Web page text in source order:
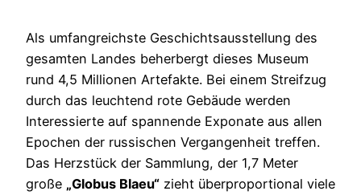
Als umfangreichste Geschichtsausstellung des
gesamten Landes beherbergt dieses Museum
rund 4,5 Millionen Artefakte. Bei einem Streifzug
durch das leuchtend rote Gebäude werden
Interessierte auf spannende Exponate aus allen
Epochen der russischen Vergangenheit treffen.
Das Herzstück der Sammlung, der 1,7 Meter
große „Globus Blaeu“ zieht überproportional viele